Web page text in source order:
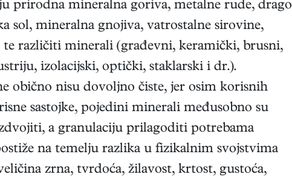
prirodna mineralna goriva, metalne rude, drago
sol, mineralna gnojiva, vatrostalne sirovine,
različiti minerali (građevni, keramički, brusni,
izolacijski, optički, staklarski i dr.).
obično nisu dovoljno čiste, jer osim korisnih
sastojke, pojedini minerali međusobno su
a granulaciju prilagoditi potrebama
na temelju razlika u fizikalnim svojstvima
zrna, tvrdoća, žilavost, krtost, gustoća,